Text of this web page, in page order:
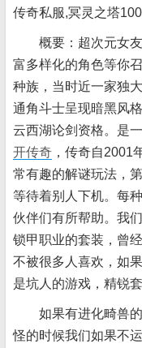
传奇私服,冥灵之塔100
概要：超次元女友
富多样化的角色等你
种族，当时近一家独
通角斗士呈现暗黑风
云西湖论剑资格。是
开传奇 ，传奇自2001
常有趣的解谜玩法，
等待着别人下机。每
伙伴们有所帮助。我
锁甲职业的套装，曾
不被很多人喜欢，如
是坑人的游戏，精锐
如果有进化畸兽的
怪的时候我们如果不